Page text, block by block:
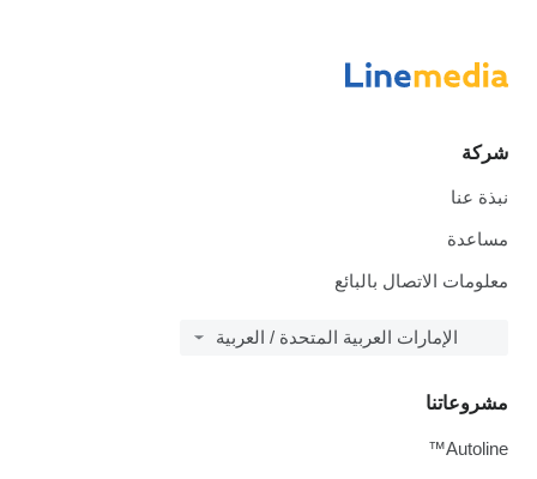
شركة
نبذة عنا
مساعدة
معلومات الاتصال بالبائع
الإمارات العربية المتحدة / العربية
مشروعاتنا
Autoline™